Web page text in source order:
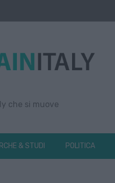
che si muove
& STUDI POLITICA